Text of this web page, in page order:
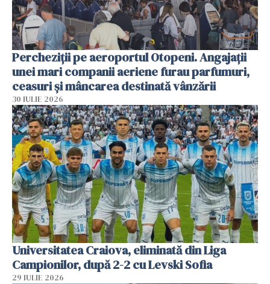
Percheziții pe aeroportul Otopeni. Angajații
unei mari companii aeriene furau parfumuri,
ceasuri și mâncarea destinată vânzării
30 IULIE 2026
Universitatea Craiova, eliminată din Liga
Campionilor, după 2-2 cu Levski Sofia
29 IULIE 2026